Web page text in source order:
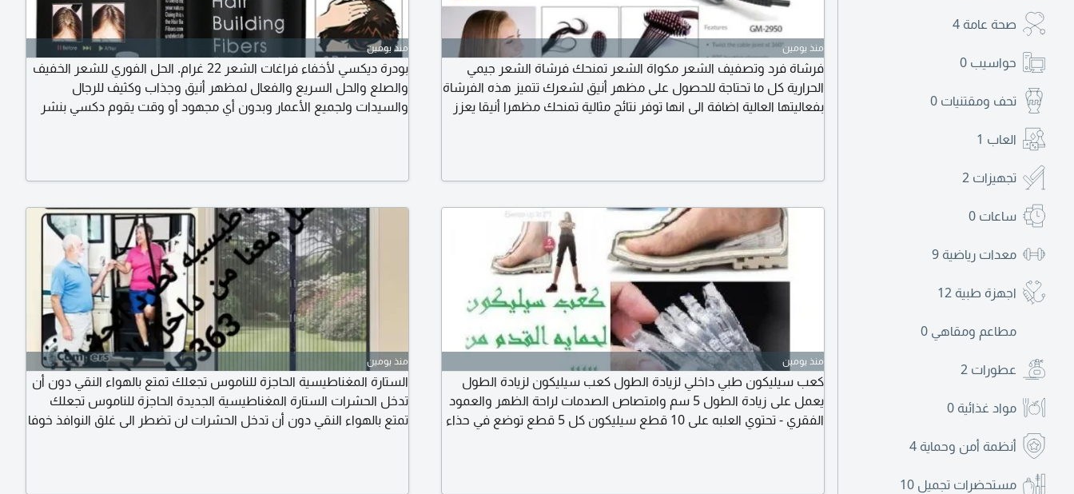
صحة عامة 4
حواسيب 0
تحف ومقتنيات 0
العاب 1
تجهيزات 2
ساعات 0
معدات رياضية 9
اجهزة طبية 12
مطاعم ومقاهي 0
عطورات 2
مواد غذائية 0
أنظمة أمن وحماية 4
مستحضرات تجميل 10
منذ يومين
فرشاة فرد وتصفيف الشعر مكواة الشعر تمنحك فرشاة الشعر جيمي
الحرارية كل ما تحتاجة للحصول على مظهر أنيق لشعرك تتميز هذه الفرشاة
بفعاليتها العالية اضافة الى انها توفر نتائج مثالية تمنحك مظهرا أنيقا يعزز
منذ يومين
بودرة ديكسي لأخفاء فراغات الشعر 22 غرام. الحل الفوري للشعر الخفيف
والصلع والحل السريع والفعال لمظهر أنيق وجذاب وكثيف للرجال
والسيدات ولجميع الأعمار وبدون أي مجهود أو وقت يقوم دكسي بنشر
منذ يومين
كعب سيليكون طبي داخلي لزيادة الطول كعب سيليكون لزيادة الطول
يعمل على زيادة الطول 5 سم وامتصاص الصدمات لراحة الظهر والعمود
الفقري - تحتوي العلبه على 10 قطع سيليكون كل 5 قطع توضع في حذاء
منذ يومين
الستارة المغناطيسية الحاجزة للناموس تجعلك تمتع بالهواء النقي دون أن
تدخل الحشرات الستارة المغناطيسية الجديدة الحاجزة للناموس تجعلك
تمتع بالهواء النقي دون أن تدخل الحشرات لن تضطر الى غلق النوافذ خوفا